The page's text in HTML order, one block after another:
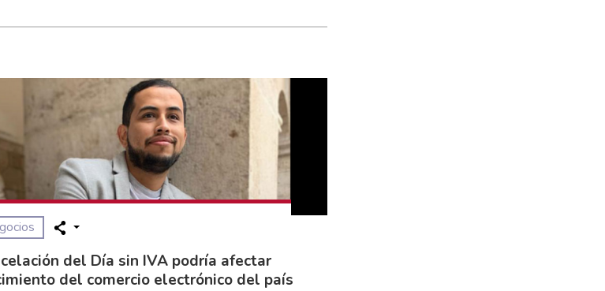
del Día sin IVA podría afectar
del comercio electrónico del país